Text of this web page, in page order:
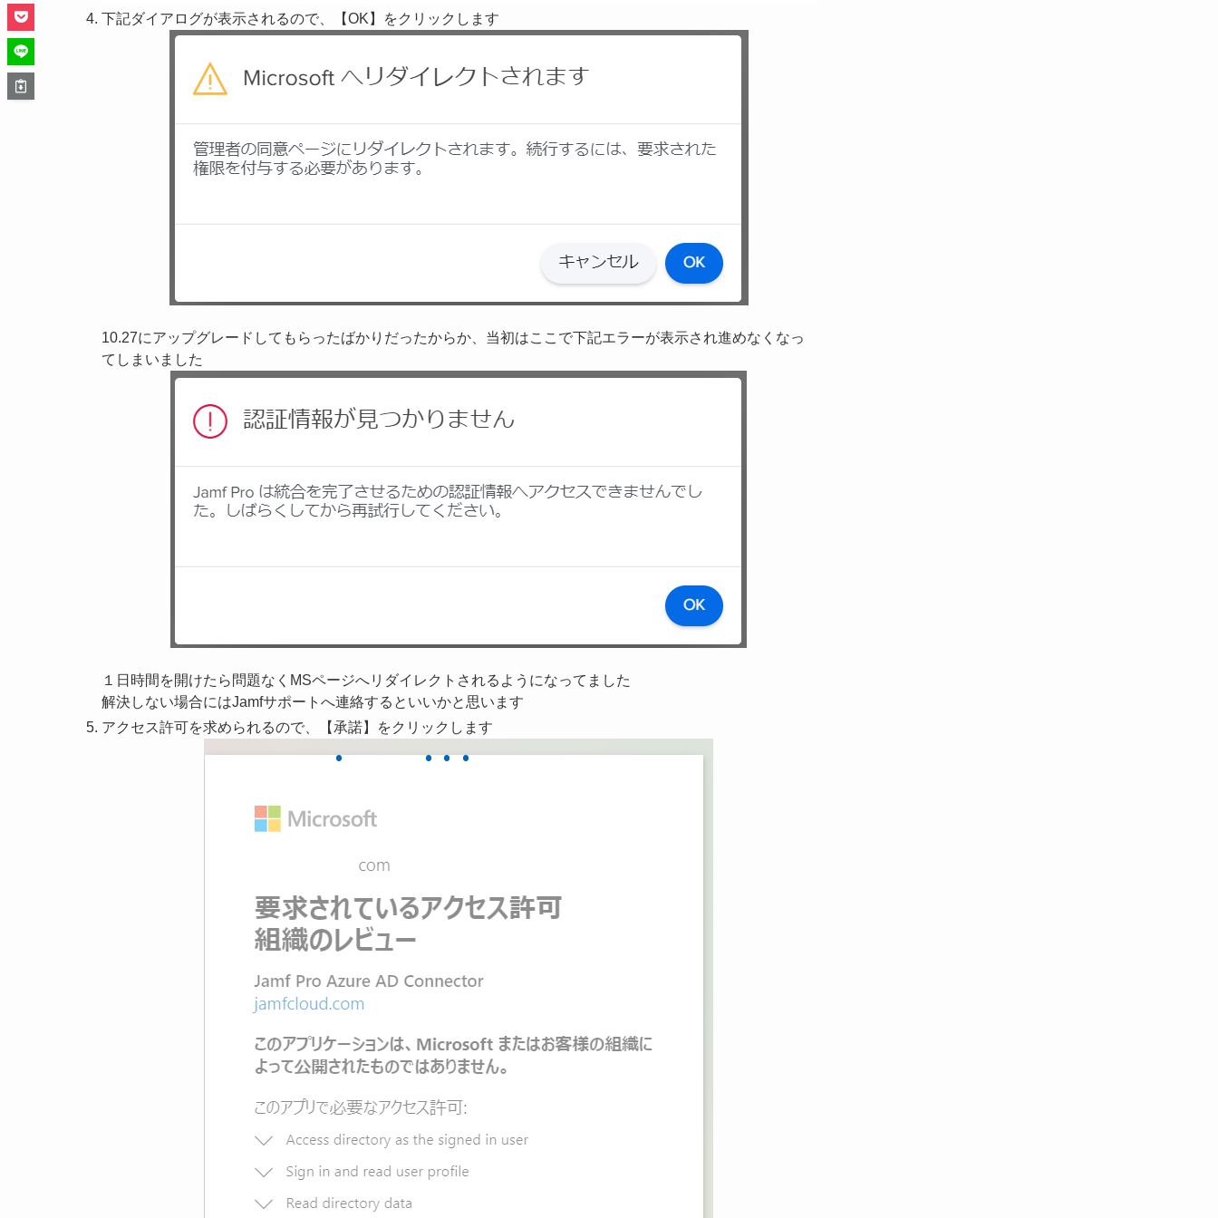
下記ダイアログが表示されるので、【OK】をクリックします
10.27にアップグレードしてもらったばかりだったからか、当初はここで下記エラーが表示され進めなくなっ
てしまいました
１日時間を開けたら問題なくMSページへリダイレクトされるようになってました
解決しない場合にはJamfサポートへ連絡するといいかと思います
アクセス許可を求められるので、【承諾】をクリックします